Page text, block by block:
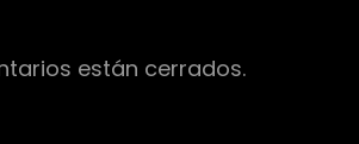
están cerrados.